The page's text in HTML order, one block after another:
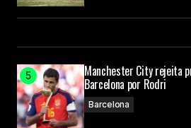
Manchester City rejeita
Barcelona por Rodri
Barcelona